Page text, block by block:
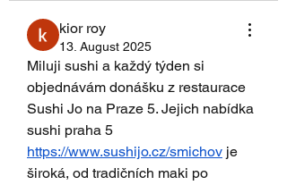
kior roy
13. August 2025
Miluji sushi a každý týden si
objednávám donášku z restaurace
Sushi Jo na Praze 5. Jejich nabídka
https://www.sushijo.cz/smichov je
široká, od tradičních maki po